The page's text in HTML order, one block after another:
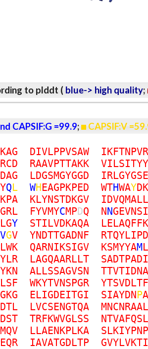
to plddt ( blue-> high quality;
CAPSIF:G =99.9; CAPSIF:V
KAG DIVLPPVSAW IKFTNPVR
RCD RAAVPTTAKK VILSITYY
DAG LDGSMGYGGD IRLGYGSE
YQL WHEAGPKPED WTHWAYDK
KPA KLYNSTDKGV IDVQMALL
GRL FYVMYCMPDQ NNGEVNSI
LGY STILVDKAQA LELAQFFK
VGV YNDTTGADNF RTQYLIPD
LWK QARNIKSIGV KSMYYAML
YLR LAGQAARLLT SADTPADI
YKN ALLSSAGVSN TTVTIDNA
LSF WKYTVNSPGR YTSVDLTF
GKG ELIGDEITGI SIAYDNPA
DTL LVCSENGTQA MNCNRAAL
DST TRFKWVGLSS NTVAFQSL
MQV LLAENKPLKA SLKIYPNP
EQR IAVATGDLTP GVYLVKTI